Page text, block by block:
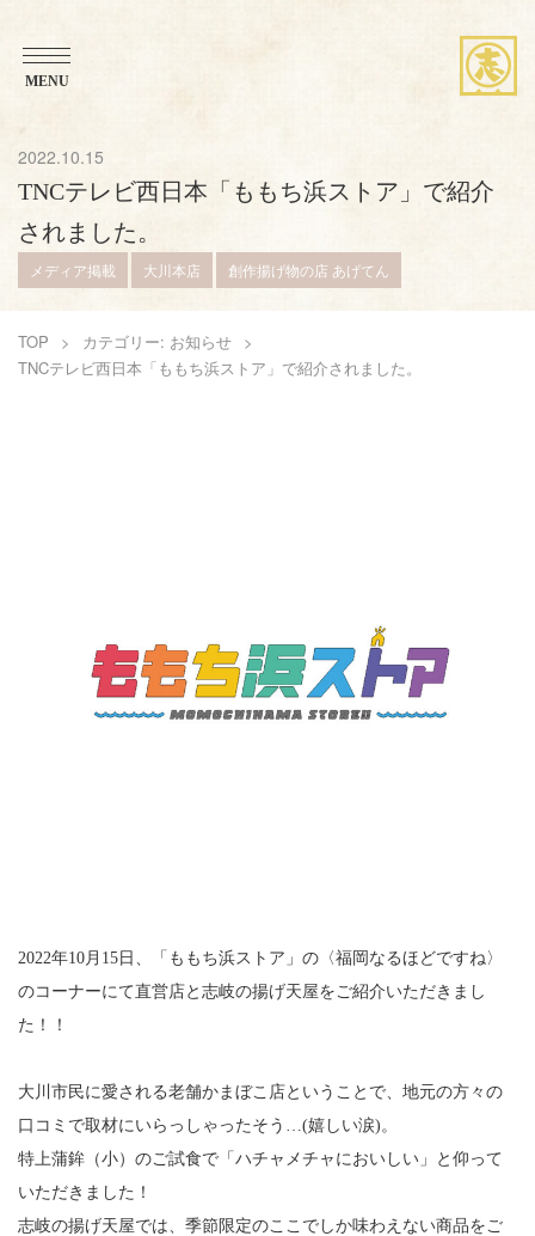
MENU
ブランドストーリー
想い・こだわり
商品紹介
お知らせ
採用情報
FOLLOW US
〒831-0016 福岡県大川市大字酒見180
TEL: 0944-88-3168
（受付時間 9:00〜18:00）
2022.10.15
TNCテレビ西日本「ももち浜ストア」で紹介
されました。
メディア掲載 大川本店 創作揚げ物の店 あげてん
TOP
カテゴリー: お知らせ
TNCテレビ西日本「ももち浜ストア」で紹介されました。
2022年10月15日、「ももち浜ストア」の〈福岡なるほどですね〉
のコーナーにて直営店と志岐の揚げ天屋をご紹介いただきまし
た！！
大川市民に愛される老舗かまぼこ店ということで、地元の方々の
口コミで取材にいらっしゃったそう…(嬉しい涙)。
特上蒲鉾（小）のご試食で「ハチャメチャにおいしい」と仰って
いただきました！
志岐の揚げ天屋では、季節限定のここでしか味わえない商品をご